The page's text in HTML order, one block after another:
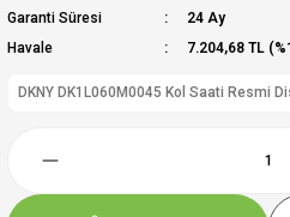
Garanti Süresi
24 Ay
Havale
7.204,68 TL
DKNY DK1L060M0045 Kol Saati Resmi